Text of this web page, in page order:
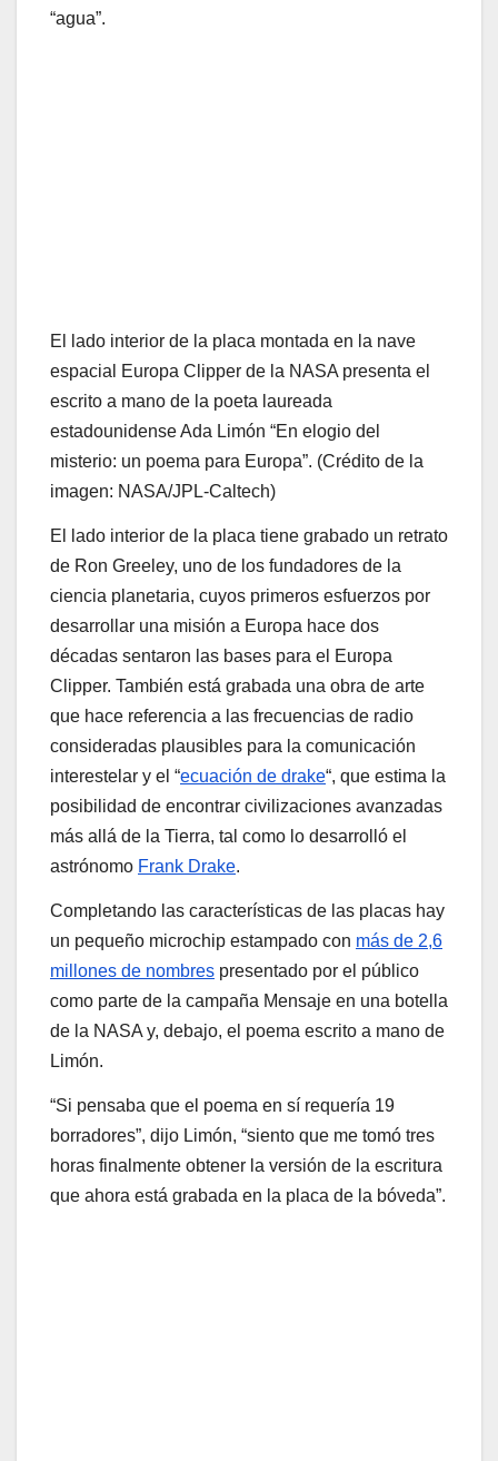
“agua”.
El lado interior de la placa montada en la nave
espacial Europa Clipper de la NASA presenta el
escrito a mano de la poeta laureada
estadounidense Ada Limón “En elogio del
misterio: un poema para Europa”. (Crédito de la
imagen: NASA/JPL-Caltech)
El lado interior de la placa tiene grabado un retrato
de Ron Greeley, uno de los fundadores de la
ciencia planetaria, cuyos primeros esfuerzos por
desarrollar una misión a Europa hace dos
décadas sentaron las bases para el Europa
Clipper. También está grabada una obra de arte
que hace referencia a las frecuencias de radio
consideradas plausibles para la comunicación
interestelar y el “ecuación de drake“, que estima la
posibilidad de encontrar civilizaciones avanzadas
más allá de la Tierra, tal como lo desarrolló el
astrónomo Frank Drake.
Completando las características de las placas hay
un pequeño microchip estampado con más de 2,6
millones de nombres presentado por el público
como parte de la campaña Mensaje en una botella
de la NASA y, debajo, el poema escrito a mano de
Limón.
“Si pensaba que el poema en sí requería 19
borradores”, dijo Limón, “siento que me tomó tres
horas finalmente obtener la versión de la escritura
que ahora está grabada en la placa de la bóveda”.